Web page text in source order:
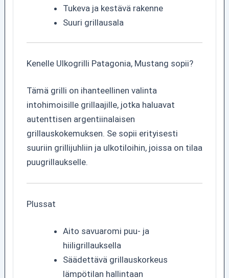
Tukeva ja kestävä rakenne
Suuri grillausala
Kenelle Ulkogrilli Patagonia, Mustang sopii?
Tämä grilli on ihanteellinen valinta
intohimoisille grillaajille, jotka haluavat
autenttisen argentiinalaisen
grillauskokemuksen. Se sopii erityisesti
suuriin grillijuhliin ja ulkotiloihin, joissa on tilaa
puugrillaukselle.
Plussat
Aito savuaromi puu- ja
hiiligrillauksella
Säädettävä grillauskorkeus
lämpötilan hallintaan